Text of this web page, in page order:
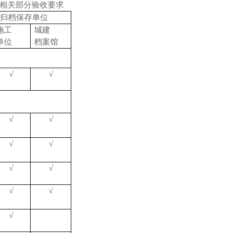
关部分验收要求
归档保存单位
工
位
城建
档案馆
√ √
√ √
√ √
√ √
√ √
√